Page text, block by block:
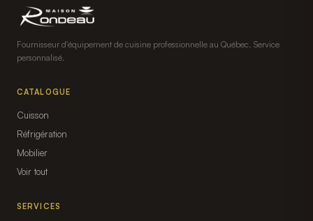
Fournisseur d'équipement de cuisine professionnelle au Québec. Service
personnalisé.
CATALOGUE
Cuisson
Réfrigération
Mobilier
Voir tout
SERVICES